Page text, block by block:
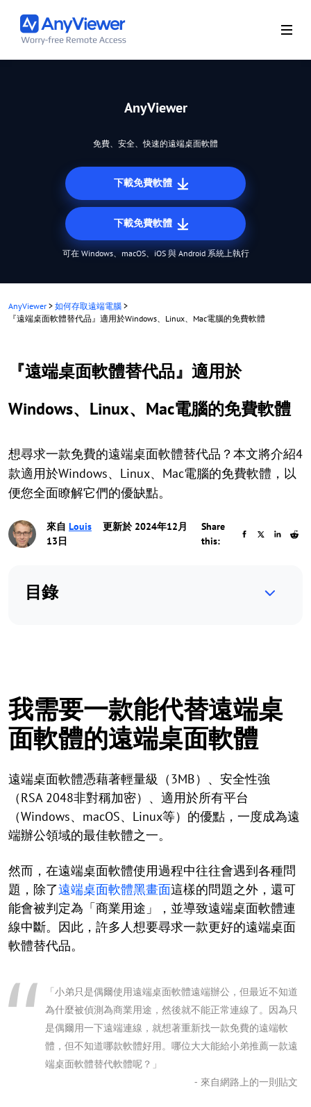
AnyViewer
免費、安全、快速的遠端桌面軟體
下載免費軟體
下載免費軟體
可在 Windows、macOS、iOS 與 Android 系統上執行
AnyViewer > 如何存取遠端電腦 >
『遠端桌面軟體替代品』適用於Windows、Linux、Mac電腦的免費軟體
『遠端桌面軟體替代品』適用於
Windows、Linux、Mac電腦的免費軟體
想尋求一款免費的遠端桌面軟體替代品？本文將介紹4
款適用於Windows、Linux、Mac電腦的免費軟體，以
便您全面瞭解它們的優缺點。
來自 Louis
更新於 2024年12月
13日
Share
this:
目錄
我需要一款能代替遠端桌
面軟體的遠端桌面軟體
遠端桌面軟體憑藉著輕量級（3MB）、安全性強
（RSA 2048非對稱加密）、適用於所有平台
（Windows、macOS、Linux等）的優點，一度成為遠
端辦公領域的最佳軟體之一。
然而，在遠端桌面軟體使用過程中往往會遇到各種問
題，除了遠端桌面軟體黑畫面這樣的問題之外，還可
能會被判定為「商業用途」，並導致遠端桌面軟體連
線中斷。因此，許多人想要尋求一款更好的遠端桌面
軟體替代品。
「小弟只是偶爾使用遠端桌面軟體遠端辦公，但最近不知道
為什麼被偵測為商業用途，然後就不能正常連線了。因為只
是偶爾用一下遠端連線，就想著重新找一款免費的遠端軟
體，但不知道哪款軟體好用。哪位大大能給小弟推薦一款遠
端桌面軟體替代軟體呢？」
- 來自網路上的一則貼文